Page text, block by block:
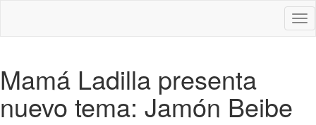
Mamá Ladilla presenta
nuevo tema: Jamón Beibe